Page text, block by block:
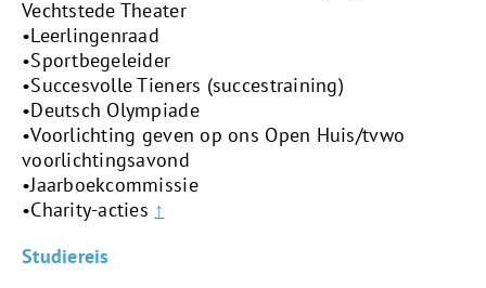
Vechtstede Theater
•Leerlingenraad
•Sportbegeleider
•Succesvolle Tieners (succestraining)
•Deutsch Olympiade
•Voorlichting geven op ons Open Huis/tvwo
voorlichtingsavond
•Jaarboekcommissie
•Charity-acties ↑
Studiereis